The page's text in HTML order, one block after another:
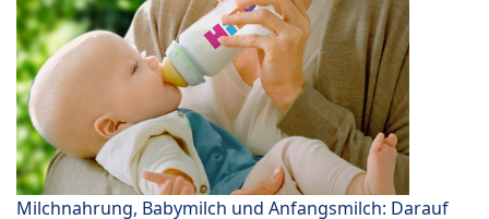
Milchnahrung, Babymilch und Anfangsmilch: Darauf